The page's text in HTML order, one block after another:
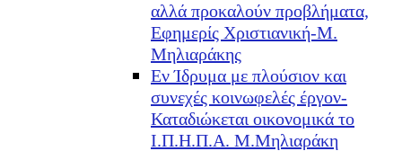
αλλά προκαλούν προβλήματα,
Εφημερίς Χριστιανική-Μ.
Μηλιαράκης
Εν Ίδρυμα με πλούσιον και
συνεχές κοινωφελές έργον-
Καταδιώκεται οικονομικά το
Ι.Π.Η.Π.Α. Μ.Μηλιαράκη